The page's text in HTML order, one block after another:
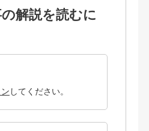
解説を読むに
してください。